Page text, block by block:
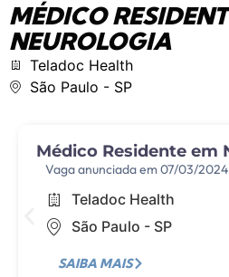
MÉDICO
NEUROLOGIA​
Teladoc Health​
São Paulo​ - SP
Médico Residente em
Vaga anunciada em 07/03/2024
Teladoc Health​
São Paulo​ - SP
SAIBA MAIS